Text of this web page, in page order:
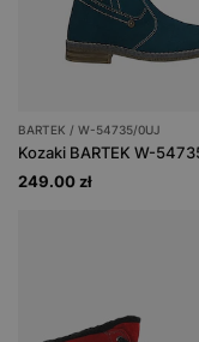
BARTEK / W-54735/0UJ
249.00 zł